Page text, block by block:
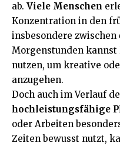
ab. Viele Menschen
Konzentration in den
insbesondere zwischen
Morgenstunden
nutzen, um kreative
anzugehen.
Doch auch im Verlauf
hochleistungsfähige
oder Arbeiten
Zeiten bewusst nutzt,